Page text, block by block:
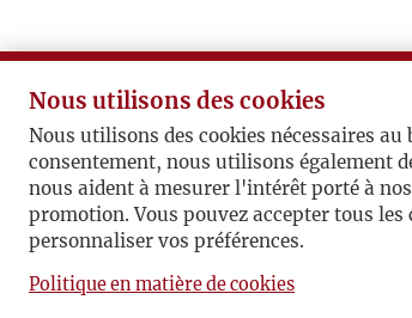
Pomiń sekcję linków
Instagram
Vimeo
Powrót do sekcji linków
Nous utilisons des cookies
Nous utilisons des cookies nécessaires
consentement, nous utilisons également
nous aident à mesurer l'intérêt porté à
promotion. Vous pouvez accepter tous
personnaliser vos préférences.
Politique en matière de cookies